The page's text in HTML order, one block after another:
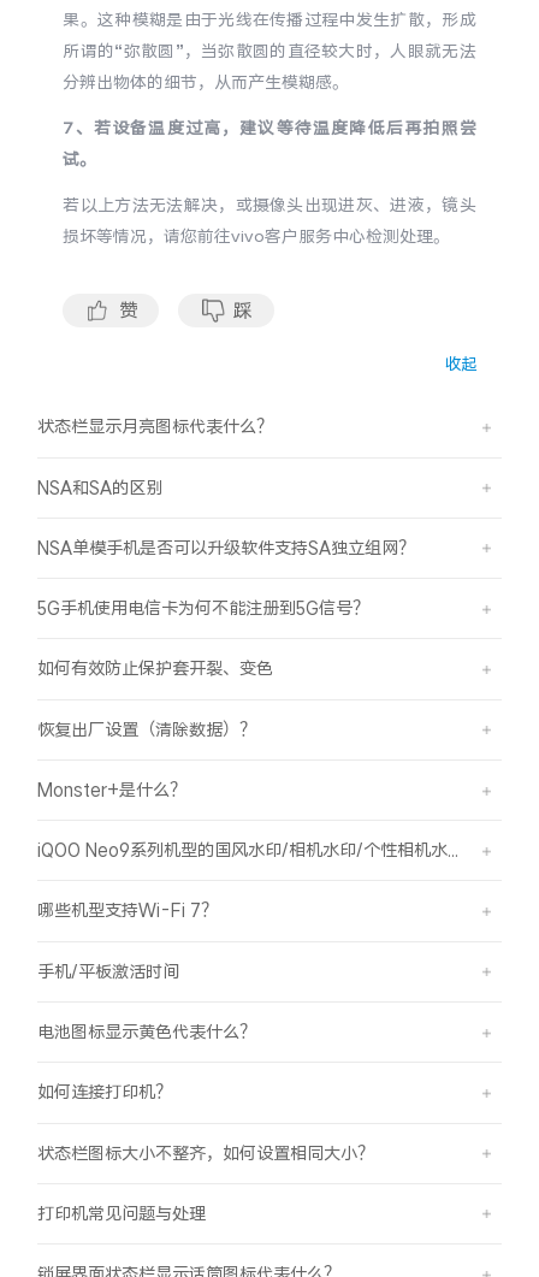
全部iQOO机型 对比iQOO机型
vivo WATCH GT 2 vivo Vision
全部智能硬件
果。这种模糊是由于光线在传播过程中发生扩散，形成
所谓的“弥散圆”，当弥散圆的直径较大时，人眼就无法
分辨出物体的细节，从而产生模糊感。
7、若设备温度过高，建议等待温度降低后再拍照尝
试。
若以上方法无法解决，或摄像头出现进灰、进液，镜头
损坏等情况，请您前往vivo客户服务中心检测处理。
赞 踩
收起
状态栏显示月亮图标代表什么？
NSA和SA的区别
NSA单模手机是否可以升级软件支持SA独立组网？
5G手机使用电信卡为何不能注册到5G信号？
如何有效防止保护套开裂、变色
恢复出厂设置（清除数据）？
Monster+是什么？
哪些机型支持Wi-Fi 7？
手机/平板激活时间
电池图标显示黄色代表什么？
如何连接打印机？
状态栏图标大小不整齐，如何设置相同大小？
打印机常见问题与处理